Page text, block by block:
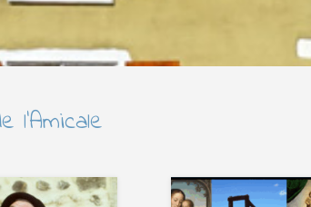
l’Amicale